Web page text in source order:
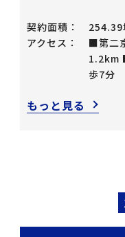
契約面積：
254.39
アクセス：
■第二
1.2km
歩7分
もっと見る